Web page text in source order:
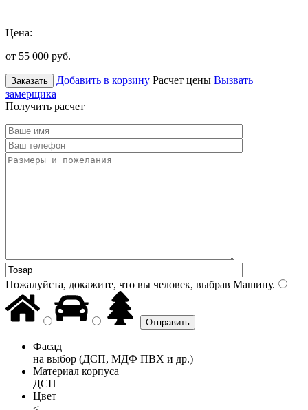
Цена:
от 55 000 руб.
Заказать Добавить в корзину Расчет цены Вызвать
замерщика
Получить расчет
Пожалуйста, докажите, что вы человек, выбрав Машину.
Фасад
на выбор (ДСП, МДФ ПВХ и др.)
Материал корпуса
ДСП
Цвет